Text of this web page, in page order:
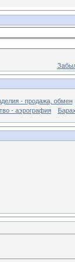
- продажа, обмен
- аэрография